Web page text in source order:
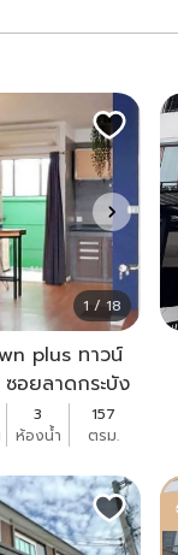
1 / 18
plus ทาวน์
อยลาดกระบัง
แสนสิริ
3
ห้องน้ำ
157
ตรม.